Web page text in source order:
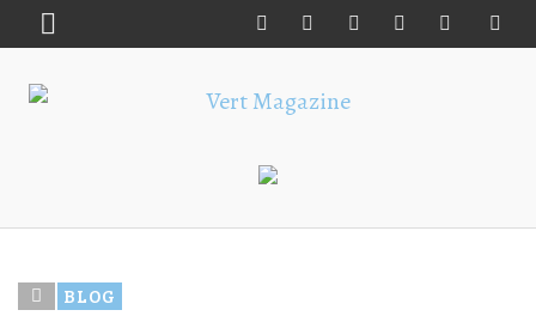
BLOG